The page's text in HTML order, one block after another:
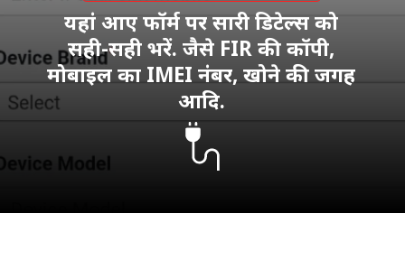
यहां आए फॉर्म पर सारी डिटेल्स को
सही-सही भरें. जैसे FIR की कॉपी,
मोबाइल का IMEI नंबर, खोने की जगह
आदि.